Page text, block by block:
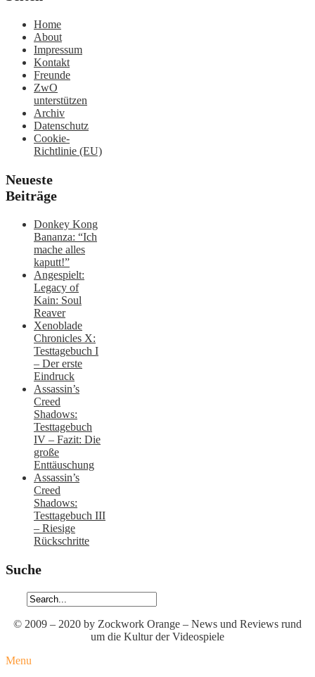
Home
About
Impressum
Kontakt
Freunde
ZwO
unterstützen
Archiv
Datenschutz
Cookie-
Richtlinie (EU)
Neueste
Beiträge
Donkey Kong
Bananza: “Ich
mache alles
kaputt!”
Angespielt:
Legacy of
Kain: Soul
Reaver
Xenoblade
Chronicles X:
Testtagebuch I
– Der erste
Eindruck
Assassin’s
Creed
Shadows:
Testtagebuch
IV – Fazit: Die
große
Enttäuschung
Assassin’s
Creed
Shadows:
Testtagebuch III
– Riesige
Rückschritte
Suche
© 2009 – 2020 by Zockwork Orange – News und Reviews rund
um die Kultur der Videospiele
Menu